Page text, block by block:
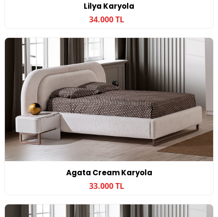
Lilya Karyola
34.000 TL
Agata Cream Karyola
33.000 TL